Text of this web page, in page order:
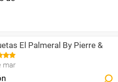
El Palmeral By Pierre &
mar